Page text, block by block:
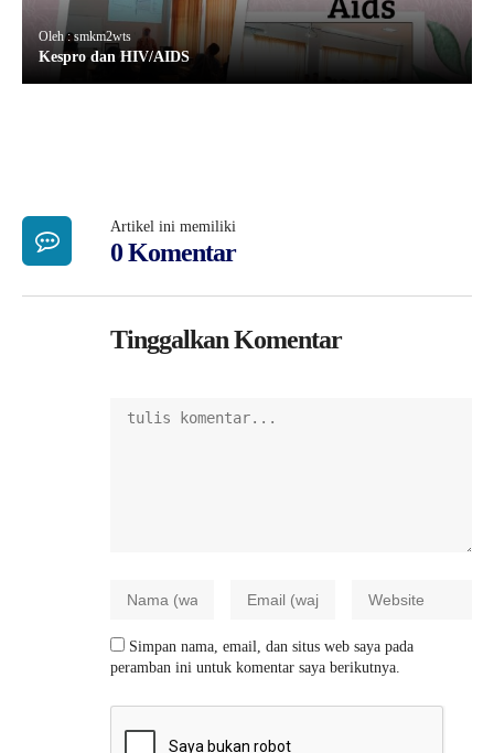
Oleh : smkm2wts
Kespro dan HIV/AIDS
Artikel ini memiliki
0 Komentar
Tinggalkan Komentar
Simpan nama, email, dan situs web saya pada
peramban ini untuk komentar saya berikutnya.